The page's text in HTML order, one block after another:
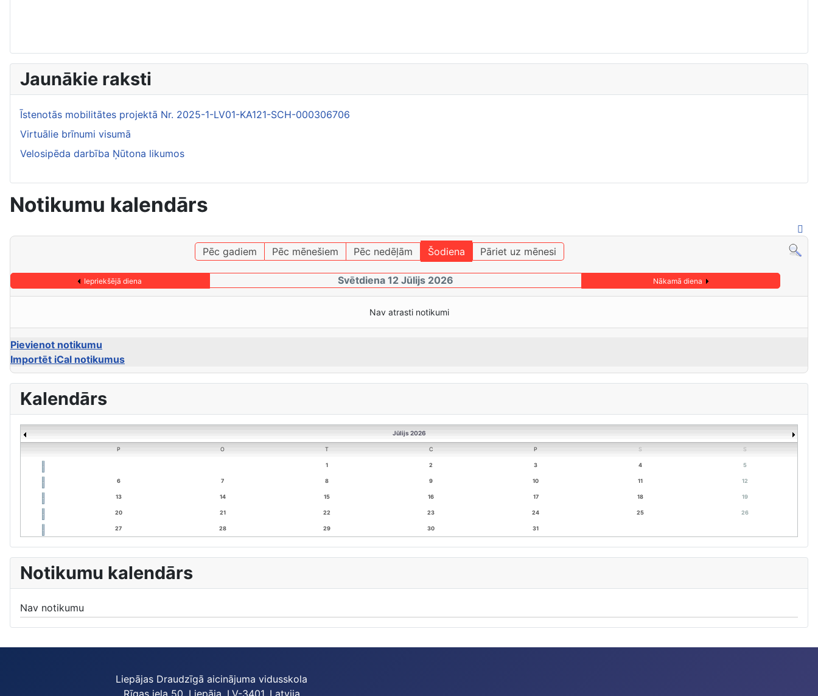
Jaunākie raksti
Īstenotās mobilitātes projektā Nr. 2025-1-LV01-KA121-SCH-000306706
Virtuālie brīnumi visumā
Velosipēda darbība Ņūtona likumos
Notikumu kalendārs
Pēc gadiem Pēc mēnešiem Pēc nedēļām Šodiena Pāriet uz mēnesi
Iepriekšējā diena Svētdiena 12 Jūlijs 2026 Nākamā diena
Nav atrasti notikumi
Pievienot notikumu
Importēt iCal notikumus
Kalendārs
Jūlijs 2026
P O T C P S S
1 2 3 4 5
6 7 8 9 10 11 12
13 14 15 16 17 18 19
20 21 22 23 24 25 26
27 28 29 30 31
Notikumu kalendārs
Nav notikumu
Liepājas Draudzīgā aicinājuma vidusskola